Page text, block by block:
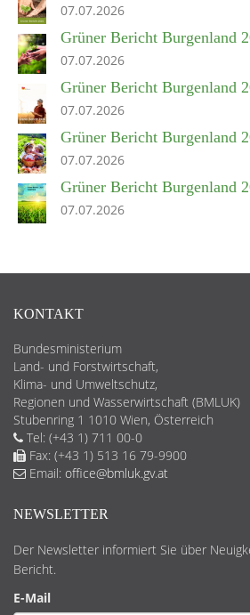
07.07.2026
Grüner Bericht Burgenland
07.07.2026
Grüner Bericht Burgenland
07.07.2026
Grüner Bericht Burgenland
07.07.2026
Grüner Bericht Burgenland
07.07.2026
KONTAKT
Bundesministerium
Land- und Forstwirtschaft,
Klima- und Umweltschutz,
Regionen und Wasserwirtschaft (BMLUK)
Stubenring 1 1010 Wien, Österreich
Tel: (+43 1) 711 00-0
Fax: (+43 1) 513 16 79-9900
Email: office@bmluk.gv.at
NEWSLETTER
Der Newsletter informiert Sie über
Bericht.
E-Mail